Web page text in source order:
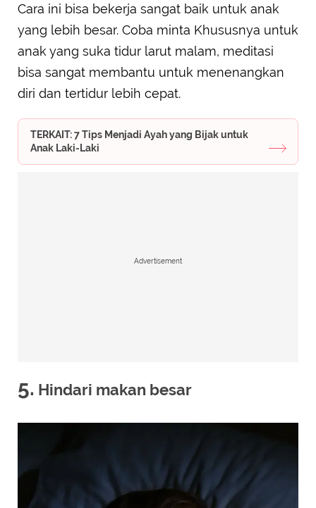
Cara ini bisa bekerja sangat baik untuk anak
yang lebih besar. Coba minta Khususnya untuk
anak yang suka tidur larut malam, meditasi
bisa sangat membantu untuk menenangkan
diri dan tertidur lebih cepat.
TERKAIT: 7 Tips Menjadi Ayah yang Bijak untuk
Anak Laki-Laki
Advertisement
5. Hindari makan besar